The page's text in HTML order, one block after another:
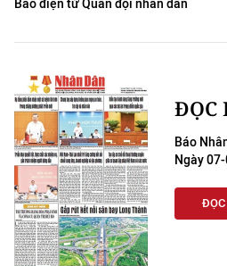
Báo điện tử Quân đội nhân dân
ĐỌC
Báo
Ngày
ĐỌC